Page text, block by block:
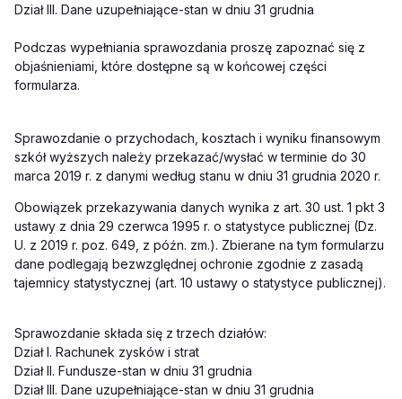
Dział III. Dane uzupełniające-stan w dniu 31 grudnia
Podczas wypełniania sprawozdania proszę zapoznać się z
objaśnieniami, które dostępne są w końcowej części
formularza.
Sprawozdanie o przychodach, kosztach i wyniku finansowym
szkół wyższych należy przekazać/wysłać w terminie do 30
marca 2019 r. z danymi według stanu w dniu 31 grudnia 2020 r.
Obowiązek przekazywania danych wynika z art. 30 ust. 1 pkt 3
ustawy z dnia 29 czerwca 1995 r. o statystyce publicznej (Dz.
U. z 2019 r. poz. 649, z późn. zm.). Zbierane na tym formularzu
dane podlegają bezwzględnej ochronie zgodnie z zasadą
tajemnicy statystycznej (art. 10 ustawy o statystyce publicznej).
Sprawozdanie składa się z trzech działów:
Dział I. Rachunek zysków i strat
Dział II. Fundusze-stan w dniu 31 grudnia
Dział III. Dane uzupełniające-stan w dniu 31 grudnia